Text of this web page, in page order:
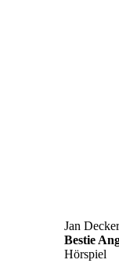
Jan Decker
Bestie
Hörspiel